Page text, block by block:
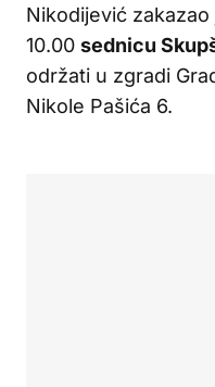
Nikodijević
10.00 sednicu
održati u zgradi
Nikole Pašića 6.